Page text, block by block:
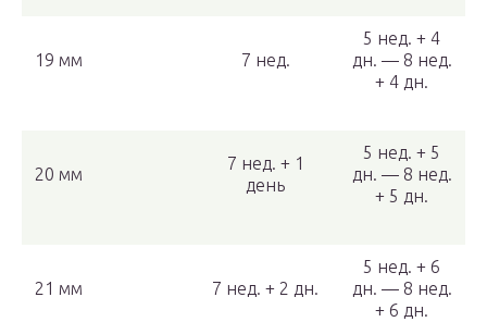
19 мм 7 нед.
5 нед. + 4
дн. — 8 нед.
+ 4 дн.
20 мм
7 нед. + 1
день
5 нед. + 5
дн. — 8 нед.
+ 5 дн.
21 мм 7 нед. + 2 дн.
5 нед. + 6
дн. — 8 нед.
+ 6 дн.